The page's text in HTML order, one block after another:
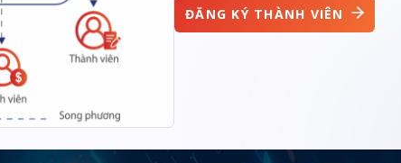
ĐĂNG KÝ THÀNH VIÊN